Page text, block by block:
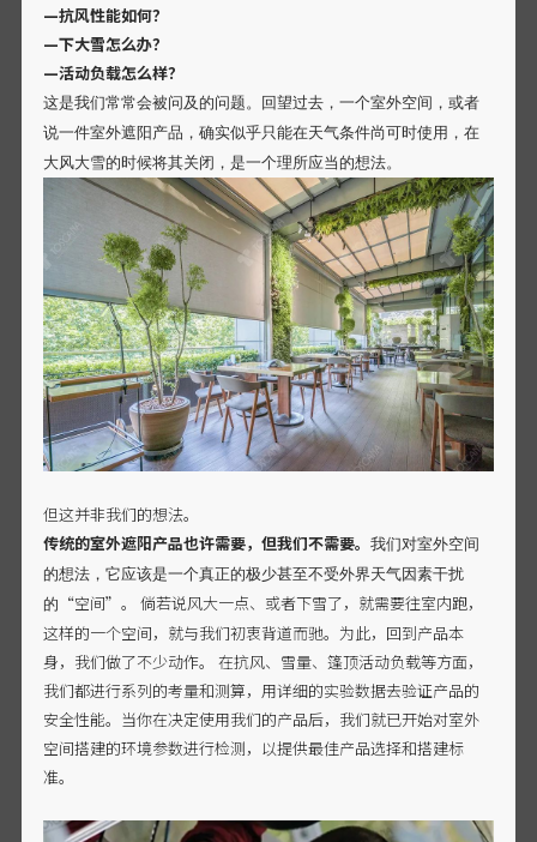
—抗风性能如何？
—下大雪怎么办？
—活动负载怎么样？
这是我们常常会被问及的问题。回望过去，一个室外空间，或者
说一件室外遮阳产品，确实似乎只能在天气条件尚可时使用，在
大风大雪的时候将其关闭，是一个理所应当的想法。
但这并非我们的想法。
传统的室外遮阳产品也许需要，但我们不需要。 我们对室外空间
的想法，它应该是一个真正的极少甚至不受外界天气因素干扰
的 “空间”。 倘若说风大一点、或者下雪了，就需要往室内跑，
这样的一个空间，就与我们初衷背道而驰。为此，回到产品本
身，我们做了不少动作。 在抗风、雪量、篷顶活动负载等方面，
我们都进行系列的考量和测算，用详细的实验数据去验证产品的
安全性能。当你在决定使用我们的产品后，我们就已开始对室外
空间搭建的环境参数进行检测，以提供最佳产品选择和搭建标
准。